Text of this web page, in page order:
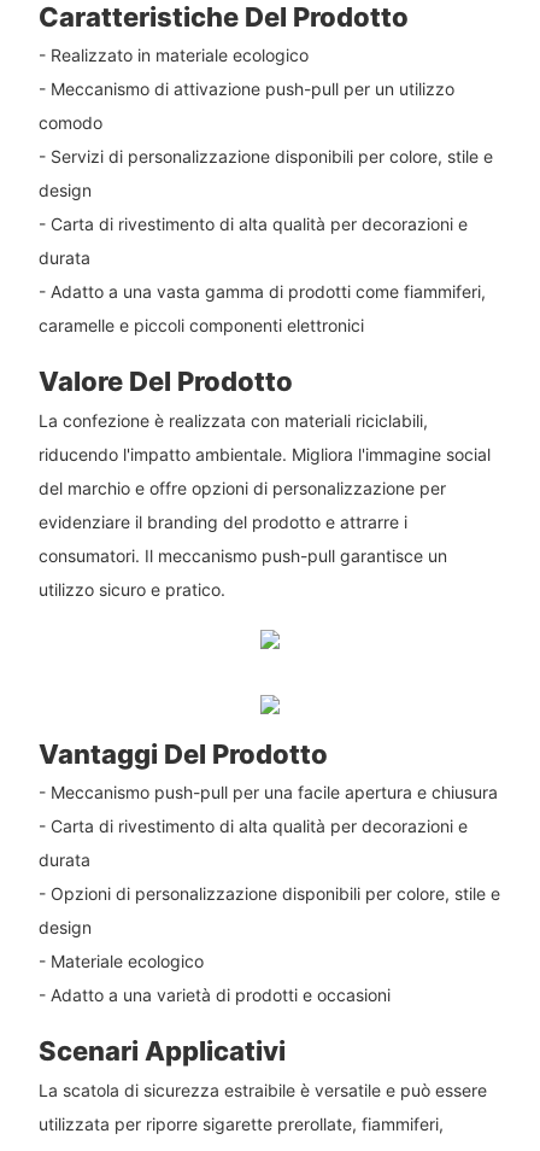
Caratteristiche Del Prodotto
- Realizzato in materiale ecologico
- Meccanismo di attivazione push-pull per un utilizzo
comodo
- Servizi di personalizzazione disponibili per colore, stile e
design
- Carta di rivestimento di alta qualità per decorazioni e
durata
- Adatto a una vasta gamma di prodotti come fiammiferi,
caramelle e piccoli componenti elettronici
Valore Del Prodotto
La confezione è realizzata con materiali riciclabili,
riducendo l'impatto ambientale. Migliora l'immagine social
del marchio e offre opzioni di personalizzazione per
evidenziare il branding del prodotto e attrarre i
consumatori. Il meccanismo push-pull garantisce un
utilizzo sicuro e pratico.
Vantaggi Del Prodotto
- Meccanismo push-pull per una facile apertura e chiusura
- Carta di rivestimento di alta qualità per decorazioni e
durata
- Opzioni di personalizzazione disponibili per colore, stile e
design
- Materiale ecologico
- Adatto a una varietà di prodotti e occasioni
Scenari Applicativi
La scatola di sicurezza estraibile è versatile e può essere
utilizzata per riporre sigarette prerollate, fiammiferi,